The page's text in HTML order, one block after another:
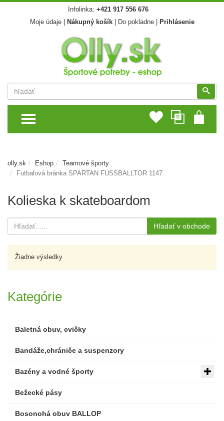
Infolinka: +421 917 556 676
Moje údaje| Nákupný košík| Do pokladne| Prihlásenie
Vyhľadať
TOGGLE MENU
olly.sk Eshop
Teamové športy
Futbalová bránka SPARTAN FUSSBALLTOR 1147
Kolieska k skateboardom
Hľadať v obchode
Žiadne výsledky
Kategórie
Baletná obuv, cvičky
Bandáže,chrániče a suspenzory
Bazény a vodné športy
Bežecké pásy
Bosonohá obuv BALLOP